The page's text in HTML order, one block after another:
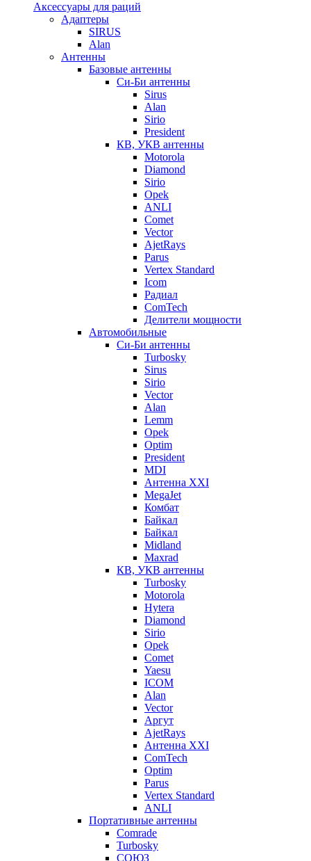
Аксессуары для раций
Адаптеры
SIRUS
Alan
Антенны
Базовые антенны
Си-Би антенны
Sirus
Alan
Sirio
President
КВ, УКВ антенны
Motorola
Diamond
Sirio
Opek
ANLI
Comet
Vector
AjetRays
Parus
Vertex Standard
Icom
Радиал
ComTech
Делители мощности
Автомобильные
Си-Би антенны
Turbosky
Sirus
Sirio
Vector
Alan
Lemm
Opek
Optim
President
MDI
Антенна XXI
MegaJet
Комбат
Байкал
Байкал
Midland
Maxrad
КВ, УКВ антенны
Turbosky
Motorola
Hytera
Diamond
Sirio
Opek
Comet
Yaesu
ICOM
Alan
Vector
Аргут
AjetRays
Антенна XXI
ComTech
Optim
Parus
Vertex Standard
ANLI
Портативные антенны
Comrade
Turbosky
СОЮЗ